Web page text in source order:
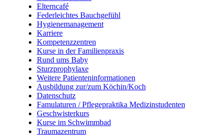
Elterncafé
Federleichtes Bauchgefühl
Hygienemanagement
Karriere
Kompetenzzentren
Kurse in der Familienpraxis
Rund ums Baby
Sturzprophylaxe
Weitere Patienteninformationen
Ausbildung zur/zum Köchin/Koch
Datenschutz
Famulaturen / Pflegepraktika Medizinstudenten
Geschwisterkurs
Kurse im Schwimmbad
Traumazentrum